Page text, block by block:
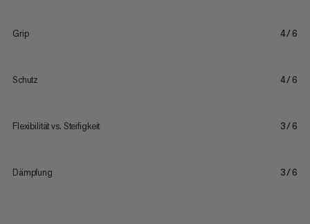
Grip 4/6
Schutz 4/6
Flexibilität vs. Steifigkeit 3/6
Dämpfung 3/6